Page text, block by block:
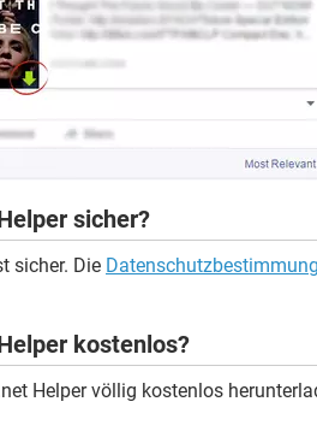
sicher?
sicher. Die
kostenlos?
Helper völlig kostenlos